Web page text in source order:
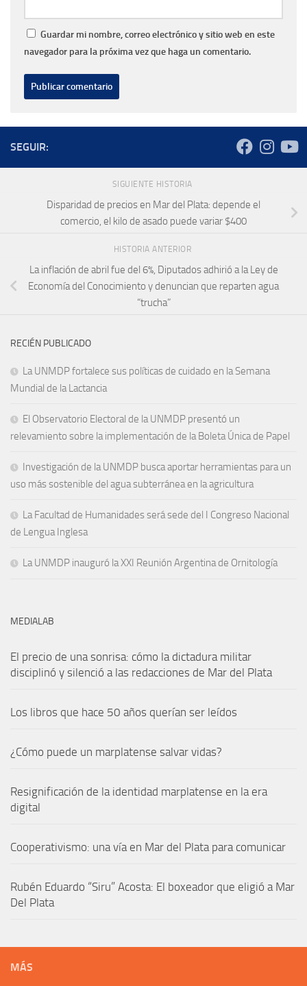
Guardar mi nombre, correo electrónico y sitio web en este
navegador para la próxima vez que haga un comentario.
SEGUIR:
SIGUIENTE HISTORIA
Disparidad de precios en Mar del Plata: depende el
comercio, el kilo de asado puede variar $400
HISTORIA ANTERIOR
La inflación de abril fue del 6%, Diputados adhirió a la Ley de
Economía del Conocimiento y denuncian que reparten agua
“trucha”
RECIÉN PUBLICADO
La UNMDP fortalece sus políticas de cuidado en la Semana
Mundial de la Lactancia
El Observatorio Electoral de la UNMDP presentó un
relevamiento sobre la implementación de la Boleta Única de Papel
Investigación de la UNMDP busca aportar herramientas para un
uso más sostenible del agua subterránea en la agricultura
La Facultad de Humanidades será sede del I Congreso Nacional
de Lengua Inglesa
La UNMDP inauguró la XXI Reunión Argentina de Ornitología
MEDIALAB
El precio de una sonrisa: cómo la dictadura militar
disciplinó y silenció a las redacciones de Mar del Plata
Los libros que hace 50 años querían ser leídos
¿Cómo puede un marplatense salvar vidas?
Resignificación de la identidad marplatense en la era
digital
Cooperativismo: una vía en Mar del Plata para comunicar
Rubén Eduardo “Siru” Acosta: El boxeador que eligió a Mar
Del Plata
MÁS